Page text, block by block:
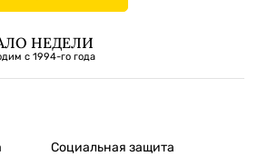
НЕДЕЛИ
с 1994-го года
Социальная защита